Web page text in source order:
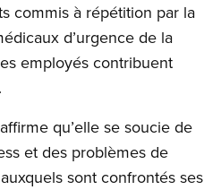
commis à répétition par la
d’urgence de la
employés contribuent
qu’elle se soucie de
et des problèmes de
sont confrontés ses